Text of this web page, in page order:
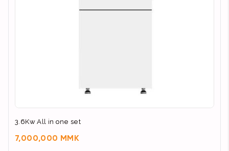
3.6Kw All in one set
7,000,000 MMK